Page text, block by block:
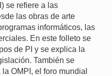
se refiere a las
las obras de arte
informáticos, las
En este folleto se
de PI y se explica la
También se
OMPI, el foro mundial